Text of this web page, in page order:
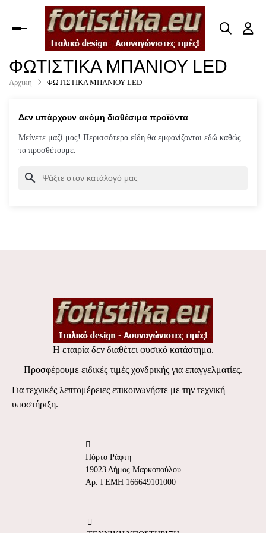
Toggle
navigation
ΦΩΤΙΣΤΙΚΑ ΜΠΑΝΙΟΥ LED
Αρχική ΦΩΤΙΣΤΙΚΑ ΜΠΑΝΙΟΥ LED
Δεν υπάρχουν ακόμη διαθέσιμα προϊόντα
Μείνετε μαζί μας! Περισσότερα είδη θα εμφανίζονται εδώ καθώς
τα προσθέτουμε.
search
Η εταιρία δεν διαθέτει φυσικό κατάστημα.
Προσφέρουμε ειδικές τιμές χονδρικής για επαγγελματίες.
Για τεχνικές λεπτομέρειες επικοινωνήστε με την τεχνική
υποστήριξη.
Πόρτο Ράφτη
19023 Δήμος Μαρκοπούλου
Αρ. ΓΕΜΗ 166649101000